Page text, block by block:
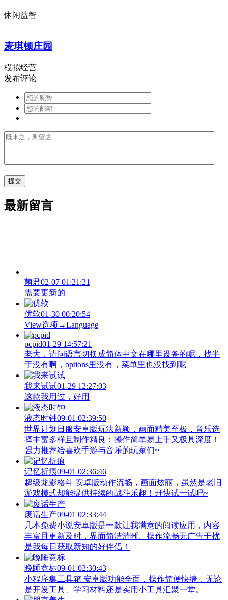
休闲益智
麦琪顿庄园
模拟经营
发布评论
最新留言
菌君02-07 01:21:21
需要更新的
优软01-30 00:20:54
View‌选项→Language
pcpid01-29 14:57:21
老大，请问语言切换成简体中文在哪里设备的呢，找半
于没有啊，options里没有，菜单里也没找到呢
我来试试01-29 12:27:03
这款我用过，好用
液态时钟09-01 02:39:50
世界计划日服安卓版玩法新颖，画面精美至极，音乐选
择丰富多样且制作精良；操作简单易上手又极具深度！
强力推荐给喜欢手游与音乐的玩家们~
记忆折痕09-01 02:36:46
超级龙影格斗 安卓版动作流畅，画面炫丽，虽然是老旧
游戏模式却能提供持续的战斗乐趣！赶快试一试吧~
废话生产09-01 02:33:44
几本免费小说安卓版是一款让我满意的阅读应用，内容
丰富且更新及时，界面简洁清晰、操作流畅无广告干扰
是我每日获取新知的好伴侣！
晚睡竞标09-01 02:30:43
小程序集工具箱 安卓版功能全面，操作简便快捷，无论
是开发工具、学习材料还是实用小工具汇聚一堂。